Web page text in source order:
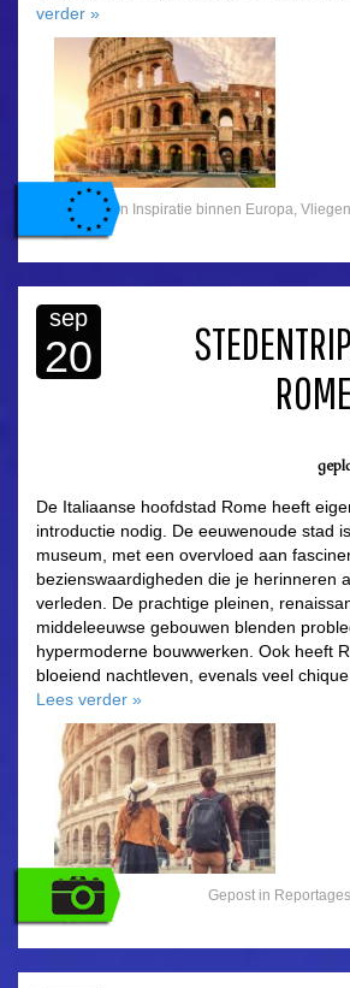
verder »
Gepost in Inspiratie binnen Europa, Vliegen
sep
20
De Italiaanse hoofdstad Rome heeft
introductie nodig. De eeuwenoude stad
museum, met een overvloed aan
bezienswaardigheden die je herinneren
verleden. De prachtige pleinen,
middeleeuwse gebouwen blenden
hypermoderne bouwwerken. Ook heeft
bloeiend nachtleven, evenals veel
Lees verder »
Gepost in Reportages